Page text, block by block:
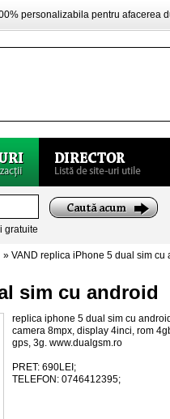
personalizabila pentru afacerea
gratuite
» VAND replica iPhone 5 dual sim cu
sim cu android
replica iphone 5 dual sim cu
camera 8mpx, display 4inci, rom
gps, 3g. www.dualgsm.ro
PRET: 690LEI;
TELEFON: 0746412395;